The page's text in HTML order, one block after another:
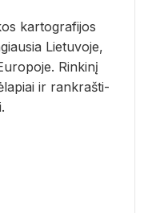
kar­to­gra­fi­jos
Lie­tu­vo­je,
Rin­ki­nį
ir rank­raš­ti­